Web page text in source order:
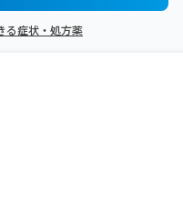
る症状・処方薬